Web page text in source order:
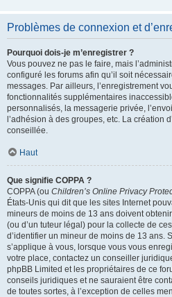
Problèmes de connexion et
Pourquoi dois-je m’enregistrer ?
Vous pouvez ne pas le faire, mais
configuré les forums afin qu’il soit
messages. Par ailleurs, l’enregistrement
fonctionnalités supplémentaires
personnalisés, la messagerie privée,
l’adhésion à des groupes, etc. La création
conseillée.
Haut
Que signifie COPPA ?
COPPA (ou Children’s Online Privacy
États-Unis qui dit que les sites Internet
mineurs de moins de 13 ans doivent
(ou d’un tuteur légal) pour la collecte de
d’identifier un mineur de moins de 13 ans.
s’applique à vous, lorsque vous vous
votre place, contactez un conseiller
phpBB Limited et les propriétaires de ce
conseils juridiques et ne sauraient être
de toutes sortes, à l’exception de celles